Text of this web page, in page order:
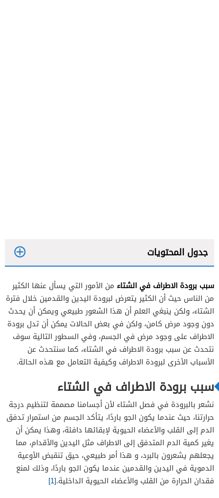
جدول المحتويات
سبب برودة الاطراف في الشتاء من الأمور التي يسأل عنها الكثير
من الناس حيث أن الكثير يتعرض لبرودة اليدين والقدمين خلال فترة
الشتاء، ولكن ينبغي العلم أن هذا الشعور طبيعي ويمكن أن يحدث
دون وجود مرض كامن، ولكن في بعض الحالات يمكن أن تدل برودة
الاطراف على وجود مرض في الجسم، وفي السطور التالية سوف
نتحدث عن سبب برودة الاطراف في الشتاء، كما سنتحدث عن
الأسباب الأخرى لبرودة الاطراف وكيفية التعامل مع هذه الحالة.
سبب برودة الاطراف في الشتاء
نشعر بالبرودة في فصل الشتاء لأن أجسامنا مصممة لتنظيم درجة
حرارتنا، حيث عندما يكون الجو باردًا، يتأكد الجسم من استمرار تدفق
الدم إلى القلب والأعضاء الحيوية لإبقائها دافئة، وهذا يمكن أن
يغير كمية الدم المتدفق إلى الاطراف مثل اليدين والأقدام، مما
يجعلهم يشعرون بالبرد، و هذا أمر طبيعي، حيق تنقبض الأوعية
الدموية في اليدين والقدمين عندما يكون الجو باردًا، وذلك لمنع
فقدان الحرارة من القلب والأعضاء الحيوية الداخلية.[1]